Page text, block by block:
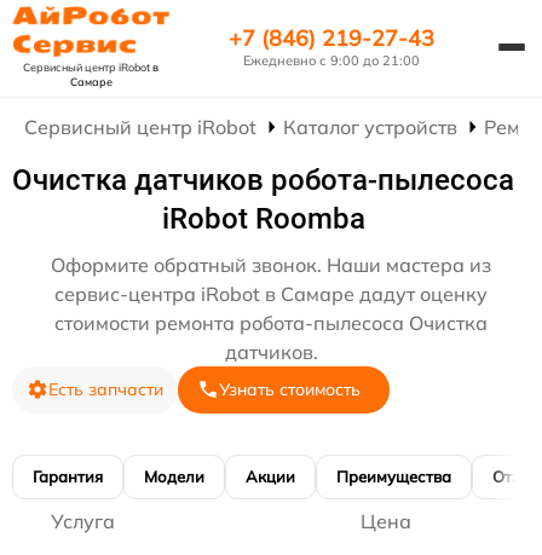
Сервисный центр iRobotв
Самаре
+7 (846) 219-27-43
Ежедневно с 9:00 до 21:00
Сервисный центр iRobot Каталог устройств
Очистка датчиков робота-пылесоса
iRobot Roomba
Оформите обратный звонок. Наши мастера из
сервис-центра iRobot в Самаре дадут оценку
стоимости ремонта робота-пылесоса Очистка
датчиков.
Есть запчасти Узнать стоимость
Гарантия Модели Акции Преимущества
Услуга Цена